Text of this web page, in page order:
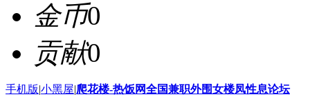
金币0
贡献0
手机版|小黑屋|爬花楼-热饭网全国兼职外围女楼凤性息论坛